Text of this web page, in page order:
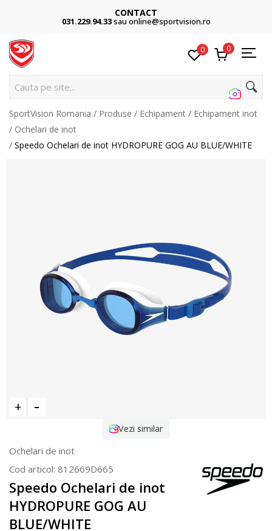
CONTACT
031.229.94.33sau online@sportvision.ro
0 0
Cauta pe site...
SportVision Romania Produse Echipament
Echipament inot
Ochelari de inot
Speedo Ochelari de inot HYDROPURE GOG AU BLUE/WHITE
Vezi similar
Ochelari de inot
Cod articol: 812669D665
Speedo Ochelari de inot
HYDROPURE GOG AU
BLUE/WHITE